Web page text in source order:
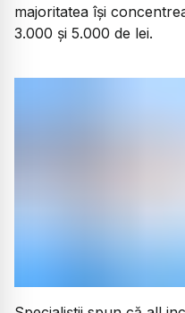
majoritatea își
3.000 și 5.000 de lei.